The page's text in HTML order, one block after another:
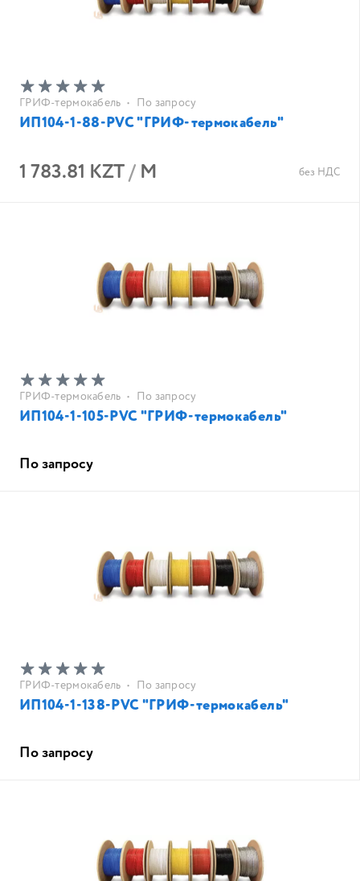
ГРИФ-термокабель • По запросу
ИП104-1-88-PVC "ГРИФ-термокабель"
1 783.81 KZT/ М без НДС
ГРИФ-термокабель • По запросу
ИП104-1-105-PVC "ГРИФ-термокабель"
По запросу
ГРИФ-термокабель • По запросу
ИП104-1-138-PVC "ГРИФ-термокабель"
По запросу